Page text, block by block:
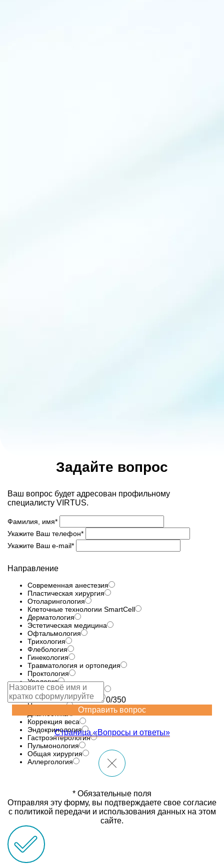
Задайте вопрос
Ваш вопрос будет адресован профильному
специалисту VIRTUS.
Фамилия, имя*
Укажите Ваш телефон*
Укажите Ваш e-mail*
Направление
Современная анестезия
Пластическая хирургия
Отоларингология
Клеточные технологии SmartCell
Дерматология
Эстетическая медицина
Офтальмология
Трихология
Флебология
Гинекология
Травматология и ортопедия
Проктология
Урология
Эфферентная терапия
Лазерные технологии
Неврология
Коррекция веса
Эндокринология
Гастроэнтерология
Пульмонология
Общая хирургия
Аллергология
0/350
Отправить вопрос
Страница «Вопросы и ответы»
* Обязательные поля
Отправляя эту форму, вы подтверждаете свое согласие
с политикой передачи и использования данных на этом
сайте.